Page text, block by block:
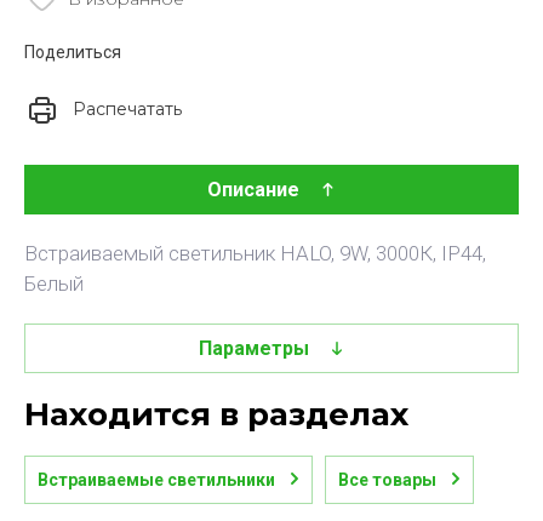
Поделиться
Распечатать
Описание
Встраиваемый светильник HALO, 9W, 3000К, IP44,
Белый
Параметры
Находится в разделах
Встраиваемые светильники Все товары